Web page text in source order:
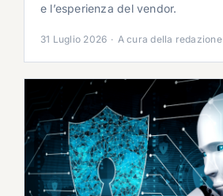
e l’esperienza del vendor.
31 Luglio 2026 · A cura della redazione